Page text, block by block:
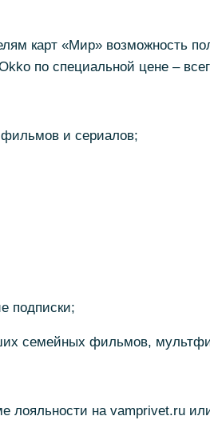
карт «Мир» возможность
по специальной цене –
и сериалов;
подписки;
семейных фильмов,
лояльности на vamprivet.ru